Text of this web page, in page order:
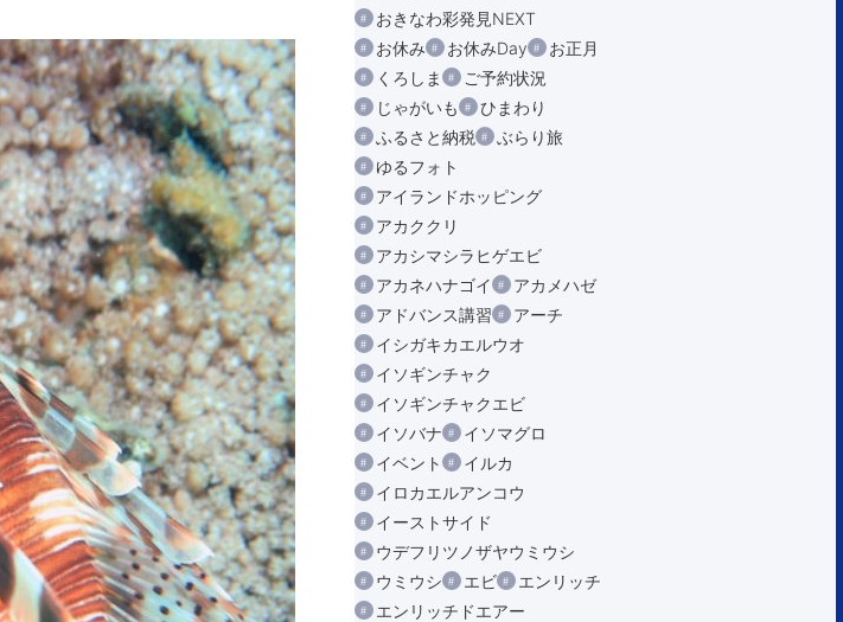
おきなわ彩発見NEXT
お休み
お休みDay
お正月
くろしま
ご予約状況
じゃがいも
ひまわり
ふるさと納税
ぶらり旅
ゆるフォト
アイランドホッピング
アカククリ
アカシマシラヒゲエビ
アカネハナゴイ
アカメハゼ
アドバンス講習
アーチ
イシガキカエルウオ
イソギンチャク
イソギンチャクエビ
イソバナ
イソマグロ
イベント
イルカ
イロカエルアンコウ
イーストサイド
ウデフリツノザヤウミウシ
ウミウシ
エビ
エンリッチ
エンリッチドエアー